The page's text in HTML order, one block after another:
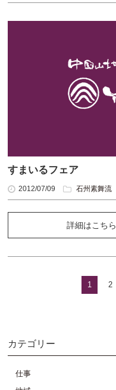
すまいるフェア
2012/07/09 石州素舞流
詳細はこちら
1 2
カテゴリー
仕事